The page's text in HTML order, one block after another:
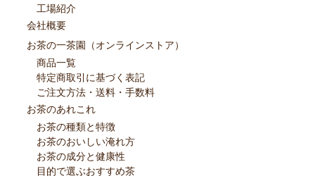
工場紹介
会社概要
お茶の一茶園（オンラインストア）
商品一覧
特定商取引に基づく表記
ご注文方法・送料・手数料
お茶のあれこれ
お茶の種類と特徴
お茶のおいしい淹れ方
お茶の成分と健康性
目的で選ぶおすすめ茶